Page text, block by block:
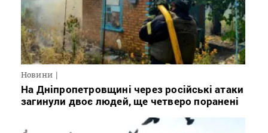
Новини
На Дніпропетровщині через російські атаки
загинули двоє людей, ще четверо поранені